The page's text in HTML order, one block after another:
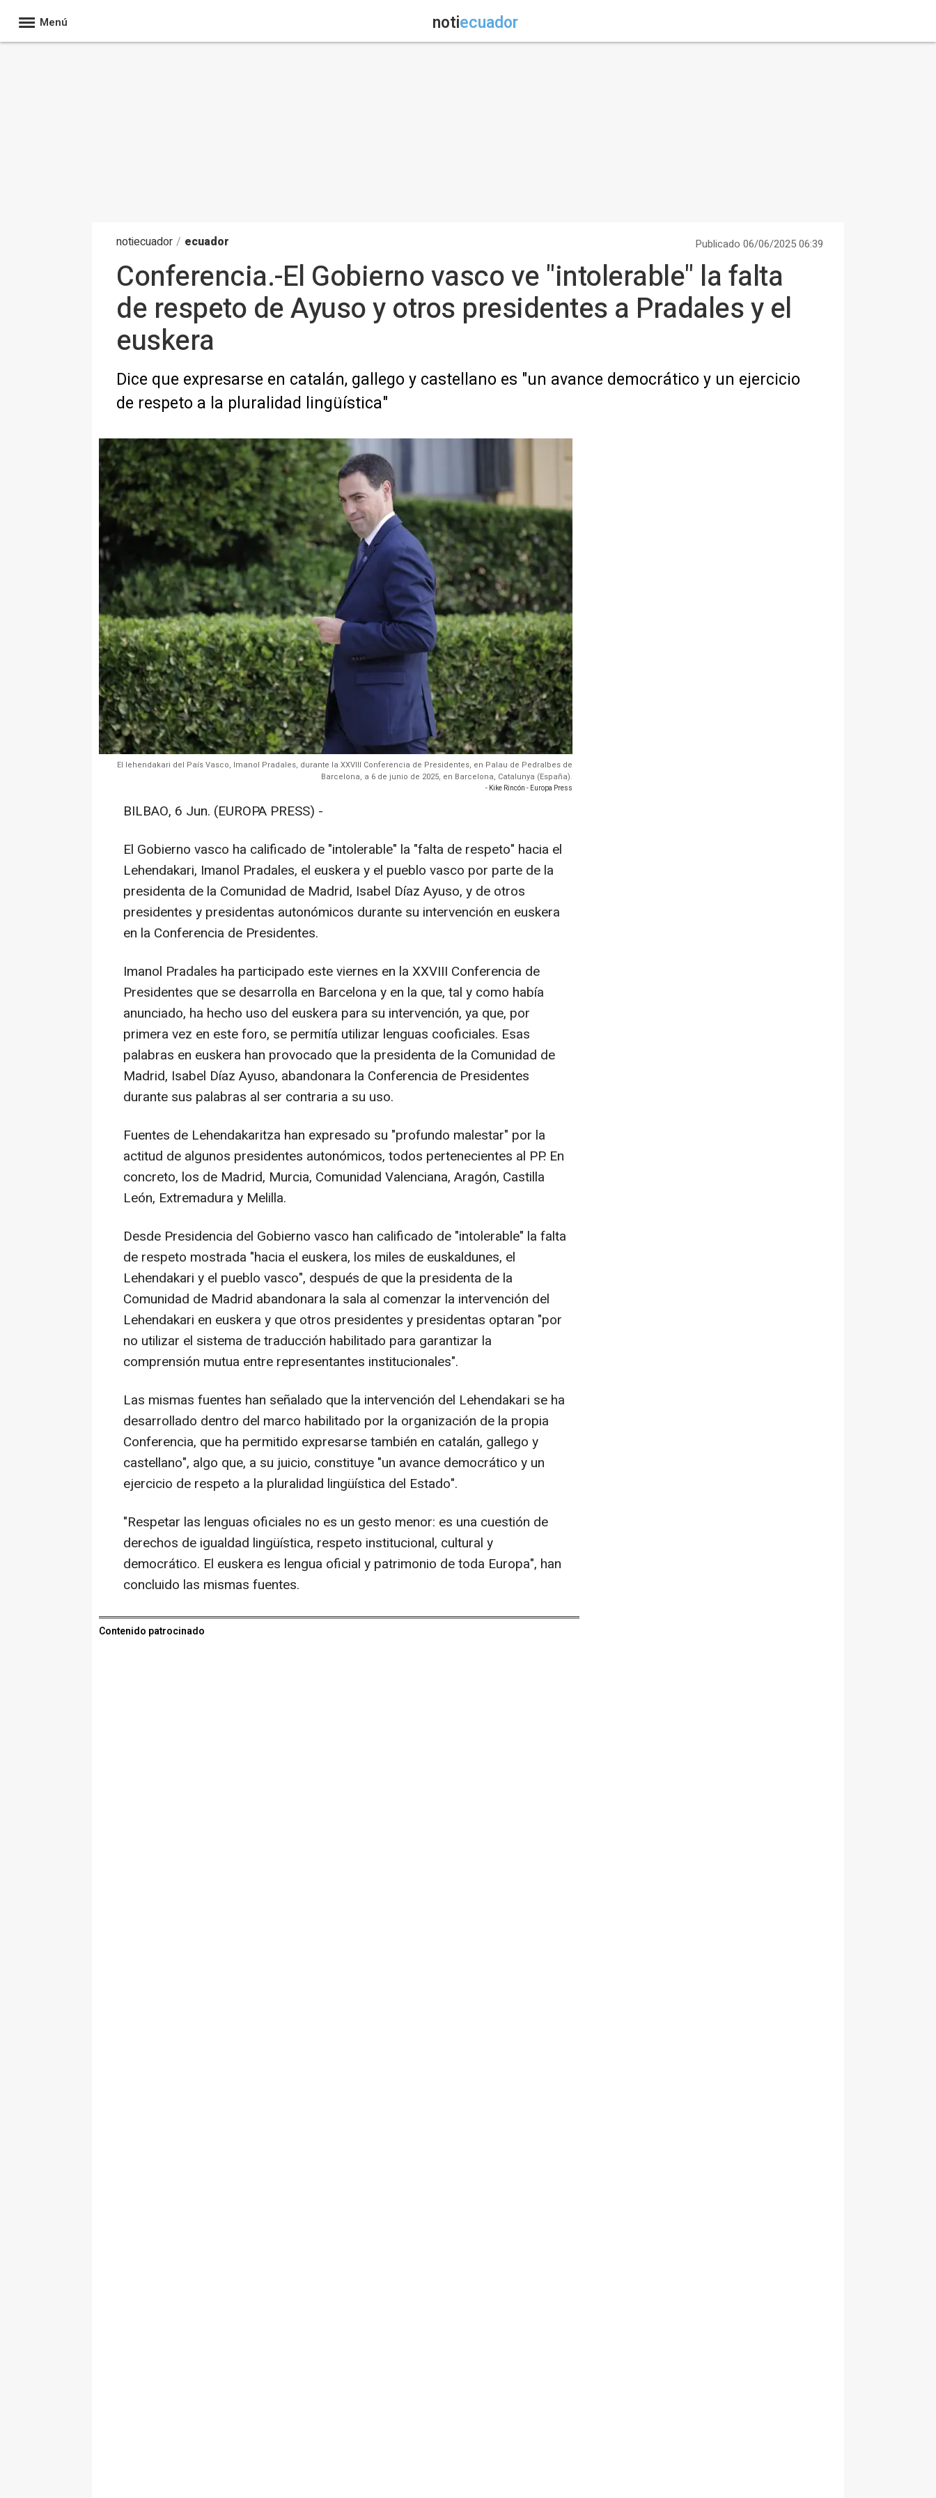
Menú notiecuador
notiecuador / ecuador Publicado 06/06/2025 06:39
Conferencia.-El Gobierno vasco ve "intolerable" la falta
de respeto de Ayuso y otros presidentes a Pradales y el
euskera
Dice que expresarse en catalán, gallego y castellano es "un avance democrático y un ejercicio
de respeto a la pluralidad lingüística"
El lehendakari del País Vasco, Imanol Pradales, durante la XXVIII Conferencia de Presidentes, en Palau de Pedralbes de
Barcelona, a 6 de junio de 2025, en Barcelona, Catalunya (España).
- Kike Rincón - Europa Press
BILBAO, 6 Jun. (EUROPA PRESS) -
El Gobierno vasco ha calificado de "intolerable" la "falta de respeto" hacia el
Lehendakari, Imanol Pradales, el euskera y el pueblo vasco por parte de la
presidenta de la Comunidad de Madrid, Isabel Díaz Ayuso, y de otros
presidentes y presidentas autonómicos durante su intervención en euskera
en la Conferencia de Presidentes.
Imanol Pradales ha participado este viernes en la XXVIII Conferencia de
Presidentes que se desarrolla en Barcelona y en la que, tal y como había
anunciado, ha hecho uso del euskera para su intervención, ya que, por
primera vez en este foro, se permitía utilizar lenguas cooficiales. Esas
palabras en euskera han provocado que la presidenta de la Comunidad de
Madrid, Isabel Díaz Ayuso, abandonara la Conferencia de Presidentes
durante sus palabras al ser contraria a su uso.
Fuentes de Lehendakaritza han expresado su "profundo malestar" por la
actitud de algunos presidentes autonómicos, todos pertenecientes al PP. En
concreto, los de Madrid, Murcia, Comunidad Valenciana, Aragón, Castilla
León, Extremadura y Melilla.
Desde Presidencia del Gobierno vasco han calificado de "intolerable" la falta
de respeto mostrada "hacia el euskera, los miles de euskaldunes, el
Lehendakari y el pueblo vasco", después de que la presidenta de la
Comunidad de Madrid abandonara la sala al comenzar la intervención del
Lehendakari en euskera y que otros presidentes y presidentas optaran "por
no utilizar el sistema de traducción habilitado para garantizar la
comprensión mutua entre representantes institucionales".
Las mismas fuentes han señalado que la intervención del Lehendakari se ha
desarrollado dentro del marco habilitado por la organización de la propia
Conferencia, que ha permitido expresarse también en catalán, gallego y
castellano", algo que, a su juicio, constituye "un avance democrático y un
ejercicio de respeto a la pluralidad lingüística del Estado".
"Respetar las lenguas oficiales no es un gesto menor: es una cuestión de
derechos de igualdad lingüística, respeto institucional, cultural y
democrático. El euskera es lengua oficial y patrimonio de toda Europa", han
concluido las mismas fuentes.
Contenido patrocinado